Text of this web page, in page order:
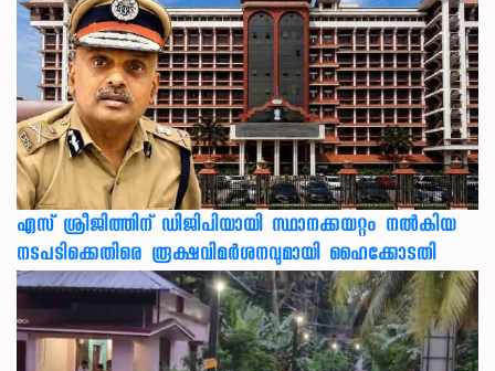
എസ് ശ്രീജിത്തിന് ഡിജിപിയായി സ്ഥാനക്കയറ്റം നൽകിയ
നടപടിക്കെതിരെ രൂക്ഷവിമർശനവുമായി ഹൈക്കോടതി